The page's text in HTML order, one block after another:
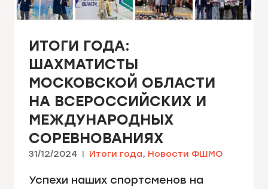
ИТОГИ ГОДА:
ШАХМАТИСТЫ
МОСКОВСКОЙ ОБЛАСТИ
НА ВСЕРОССИЙСКИХ И
МЕЖДУНАРОДНЫХ
СОРЕВНОВАНИЯХ
31/12/2024 Итоги года, Новости ФШМО
Успехи наших спортсменов на